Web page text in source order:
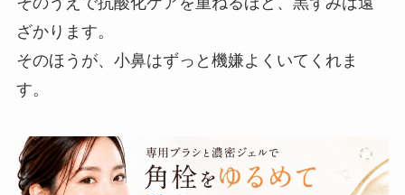
ざかります。
そのほうが、小鼻はずっと機嫌よくいてくれま
す。